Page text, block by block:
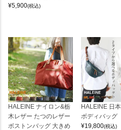
¥5,900(税込)
HALEINE ナイロン&栃
木レザー たつのレザー
ボストンバッグ 大きめ
HALEINE 日
ボディバッグ
¥19,800(税込)